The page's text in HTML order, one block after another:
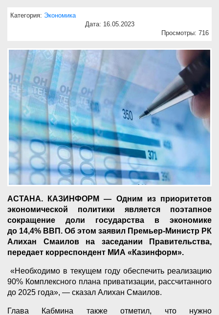
Категория: Экономика
Дата: 16.05.2023
Просмотры: 716
АСТАНА. КАЗИНФОРМ — Одним из приоритетов
экономической политики является поэтапное
сокращение доли государства в экономике
до 14,4% ВВП. Об этом заявил Премьер-Министр РК
Алихан Смаилов на заседании Правительства,
передает корреспондент МИА «Казинформ».
«Необходимо в текущем году обеспечить реализацию
90% Комплексного плана приватизации, рассчитанного
до 2025 года», — сказал Алихан Смаилов.
Глава Кабмина также отметил, что нужно